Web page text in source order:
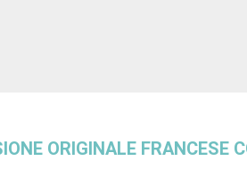
ORIGINALE FRANCESE